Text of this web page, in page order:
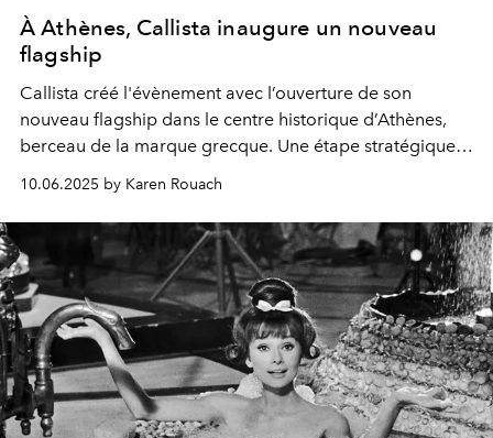
À Athènes, Callista inaugure un nouveau
flagship
Callista créé l'évènement avec l’ouverture de son
nouveau flagship dans le centre historique d’Athènes,
berceau de la marque grecque. Une étape stratégique
majeure qui lui promet un avenir radieux.
10.06.2025 by Karen Rouach